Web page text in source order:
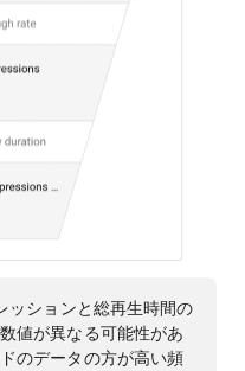
ッションと総再生時間の
値が異なる可能性があ
のデータの方が高い頻